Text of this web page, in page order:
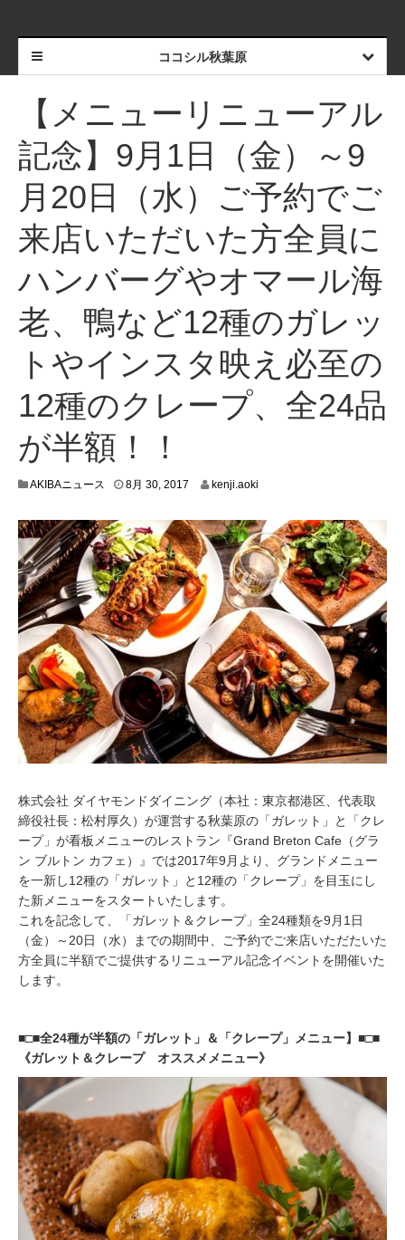
ココシル秋葉原
【メニューリニューアル
記念】9月1日（金）～9
月20日（水）ご予約でご
来店いただいた方全員に
ハンバーグやオマール海
老、鴨など12種のガレッ
トやインスタ映え必至の
12種のクレープ、全24品
が半額！！
AKIBAニュース 8月 30, 2017
0
,
2
0
1
7
kenji.aoki
株式会社 ダイヤモンドダイニング（本社：東京都港区、代表取
締役社長：松村厚久）が運営する秋葉原の「ガレット」と「クレ
ープ」が看板メニューのレストラン『Grand Breton Cafe（グラ
ン ブルトン カフェ）』では2017年9月より、グランドメニュー
を一新し12種の「ガレット」と12種の「クレープ」を目玉にし
た新メニューをスタートいたします。
これを記念して、「ガレット＆クレープ」全24種類を9月1日
（金）～20日（水）までの期間中、ご予約でご来店いただたいた
方全員に半額でご提供するリニューアル記念イベントを開催いた
します。
■□■全24種が半額の「ガレット」＆「クレープ」メニュー】■□■
《ガレット＆クレープ オススメメニュー》